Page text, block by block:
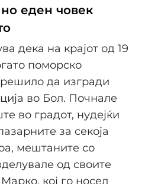
еден човек
дека на крајот од 19
поморско
решило да изгради
во Бол. Почнале
во градот, нудејќи
за секоја
мештаните со
од своите
кој го носел